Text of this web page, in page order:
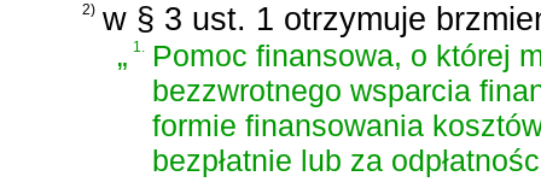
2) w § 3 ust. 1 otrzymuje
„1. Pomoc finansowa, o której
bezzwrotnego wsparcia
formie finansowania
bezpłatnie lub za